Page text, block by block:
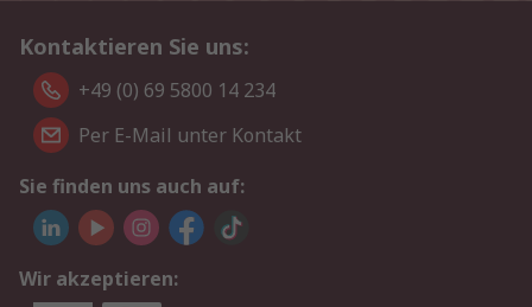
Kontaktieren Sie uns:
+49 (0) 69 5800 14 234
Per E-Mail unter Kontakt
Sie finden uns auch auf:
Wir akzeptieren: